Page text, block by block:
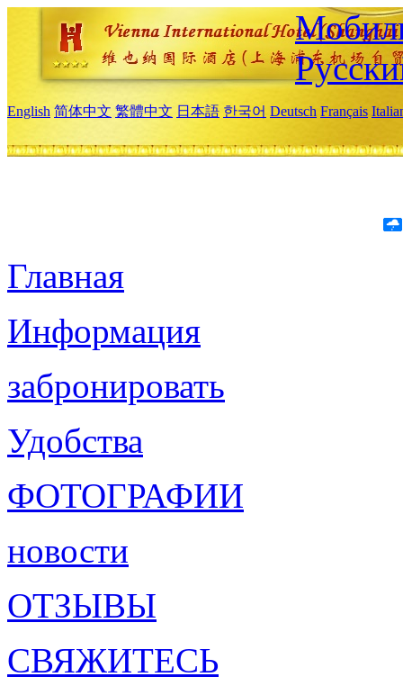
English 简体中文 繁體中文 日本語 한국어 Deutsch Français
Главная
Информация
забронировать
Удобства
ФОТОГРАФИИ
новости
ОТЗЫВЫ
СВЯЖИТЕСЬ